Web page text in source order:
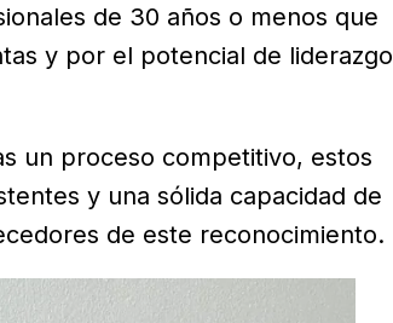
de 30 años o menos que
y por el potencial de liderazgo
un proceso competitivo, estos
y una sólida capacidad de
de este reconocimiento.